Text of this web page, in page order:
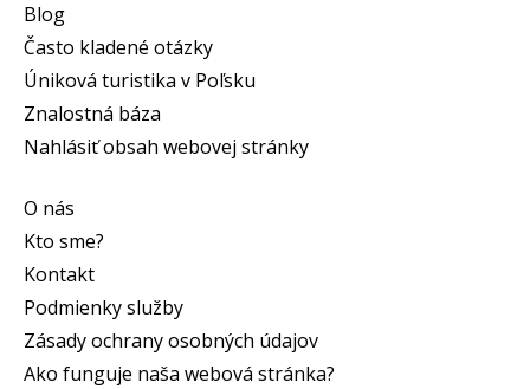
Blog
Často kladené otázky
Úniková turistika v Poľsku
Znalostná báza
Nahlásiť obsah webovej stránky
O nás
Kto sme?
Kontakt
Podmienky služby
Zásady ochrany osobných údajov
Ako funguje naša webová stránka?